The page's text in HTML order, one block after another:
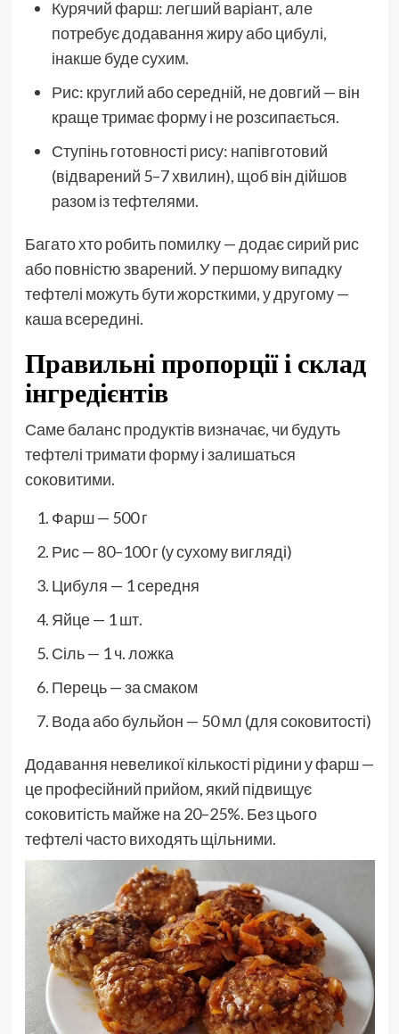
Курячий фарш: легший варіант, але
потребує додавання жиру або цибулі,
інакше буде сухим.
Рис: круглий або середній, не довгий — він
краще тримає форму і не розсипається.
Ступінь готовності рису: напівготовий
(відварений 5–7 хвилин), щоб він дійшов
разом із тефтелями.
Багато хто робить помилку — додає сирий рис
або повністю зварений. У першому випадку
тефтелі можуть бути жорсткими, у другому —
каша всередині.
Правильні пропорції і склад
інгредієнтів
Саме баланс продуктів визначає, чи будуть
тефтелі тримати форму і залишаться
соковитими.
Фарш — 500 г
Рис — 80–100 г (у сухому вигляді)
Цибуля — 1 середня
Яйце — 1 шт.
Сіль — 1 ч. ложка
Перець — за смаком
Вода або бульйон — 50 мл (для соковитості)
Додавання невеликої кількості рідини у фарш —
це професійний прийом, який підвищує
соковитість майже на 20–25%. Без цього
тефтелі часто виходять щільними.